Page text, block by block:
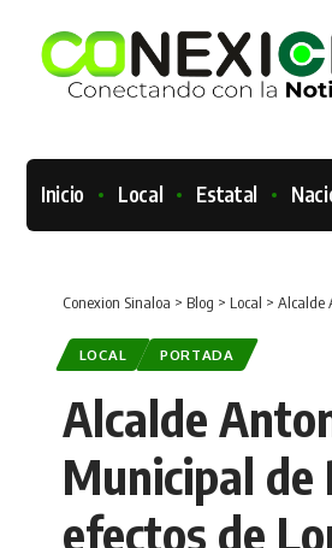
Inicio Local Estatal
Conexion Sinaloa > Blog > Local > Alcalde
LOCAL PORTADA
Alcalde
Municipal de
efectos de